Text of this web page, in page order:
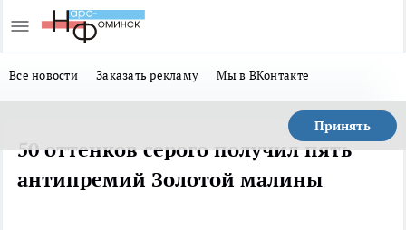
Все новости Заказать рекламу Мы в ВКонтакте
Принять
50 оттенков серого получил пять
антипремий Золотой малины